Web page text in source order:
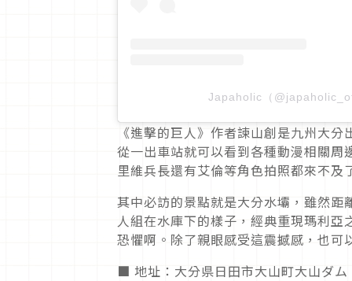
Japaholic（
《進擊的巨人》作者諫山創是九州大
從一出車站就可以看到各種動漫相關
里維兵長還有艾倫等角色拍照都來不及
其中必訪的景點就是大分水壩，雖然
人組在水庫下的樣子，經典重現瑪利
恐懼啊。除了親眼感受這震撼感，也可
■ 地址：大分県日田市大山町大山ダム